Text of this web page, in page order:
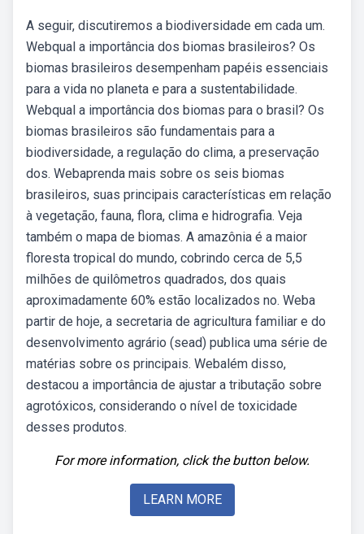
A seguir, discutiremos a biodiversidade em cada um.
Webqual a importância dos biomas brasileiros? Os
biomas brasileiros desempenham papéis essenciais
para a vida no planeta e para a sustentabilidade.
Webqual a importância dos biomas para o brasil? Os
biomas brasileiros são fundamentais para a
biodiversidade, a regulação do clima, a preservação
dos. Webaprenda mais sobre os seis biomas
brasileiros, suas principais características em relação
à vegetação, fauna, flora, clima e hidrografia. Veja
também o mapa de biomas. A amazônia é a maior
floresta tropical do mundo, cobrindo cerca de 5,5
milhões de quilômetros quadrados, dos quais
aproximadamente 60% estão localizados no. Weba
partir de hoje, a secretaria de agricultura familiar e do
desenvolvimento agrário (sead) publica uma série de
matérias sobre os principais. Webalém disso,
destacou a importância de ajustar a tributação sobre
agrotóxicos, considerando o nível de toxicidade
desses produtos.
For more information, click the button below.
LEARN MORE